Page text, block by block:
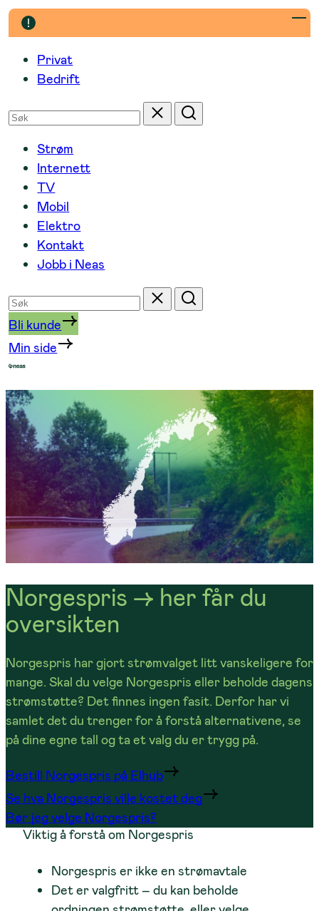
Hopp
til
innholdPrivat
Bedrift
Søk
etter
Tilbakestill
Søk
Strøm
Internett
TV
Mobil
Elektro
Kontakt
Jobb i Neas
Søk
etter
Tilbakestill
Søk
Bli kunde
Min side
Norgespris -> her får du
oversikten
Norgespris har gjort strømvalget litt vanskeligere for
mange. Skal du velge Norgespris eller beholde dagens
strømstøtte? Det finnes ingen fasit. Derfor har vi
samlet det du trenger for å forstå alternativene, se
på dine egne tall og ta et valg du er trygg på.
Bestill Norgespris på Elhub
Se hva Norgespris ville kostet deg
Bør jeg velge Norgespris?
Viktig å forstå om Norgespris
Norgespris er ikke en strømavtale
Det er valgfritt – du kan beholde